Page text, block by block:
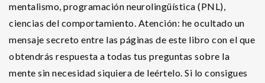
mentalismo, programación neurolingüística (PNL),
ciencias del comportamiento. Atención: he ocultado un
mensaje secreto entre las páginas de este libro con el que
obtendrás respuesta a todas tus preguntas sobre la
mente sin necesidad siquiera de leértelo. Si lo consigues